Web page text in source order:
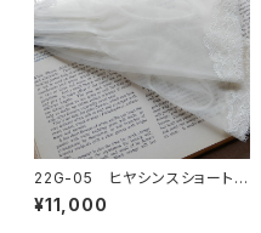
22G-05 ヒヤシンスショートグ
ローブ
¥11,000